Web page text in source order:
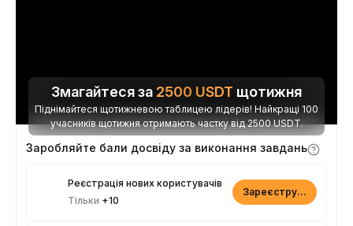
Змагайтеся за 2500 USDT щотижня
Піднімайтеся щотижневою таблицею лідерів! Найкращі 100
учасників щотижня отримають частку від 2500 USDT.
Заробляйте бали досвіду за виконання завдань
Реєстрація нових користувачів
Тільки +10
Зареєструватися